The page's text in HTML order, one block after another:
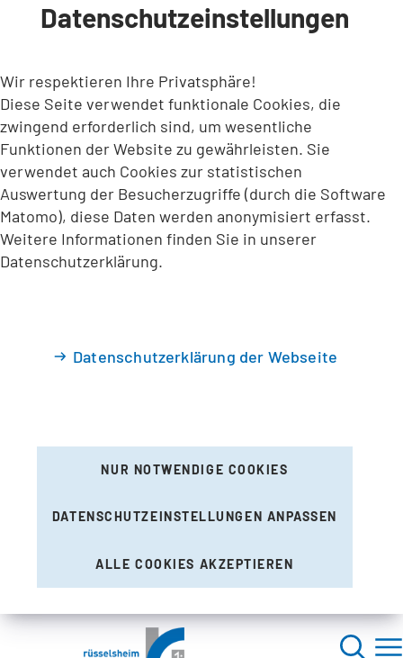
INHALT ANSPRINGEN
Datenschutzeinstellungen
Wir respektieren Ihre Privatsphäre!
Diese Seite verwendet funktionale Cookies, die
zwingend erforderlich sind, um wesentliche
Funktionen der Website zu gewährleisten. Sie
verwendet auch Cookies zur statistischen
Auswertung der Besucherzugriffe (durch die Software
Matomo), diese Daten werden anonymisiert erfasst.
Weitere Informationen finden Sie in unserer
Datenschutzerklärung.
Datenschutzerklärung der Webseite
NUR NOTWENDIGE COOKIES
DATENSCHUTZEINSTELLUNGEN ANPASSEN
ALLE COOKIES AKZEPTIEREN